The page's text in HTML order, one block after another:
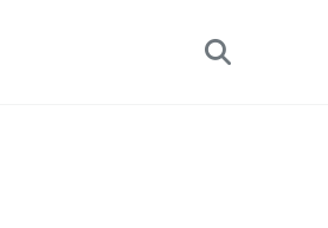
Toggle